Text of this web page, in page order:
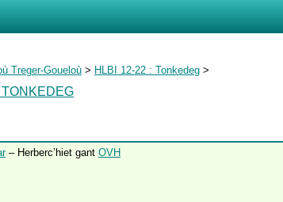
Treger-Goueloù > HLBI 12-22 : Tonkedeg >
– Herberc’hiet gant OVH